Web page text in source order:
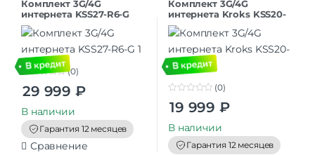
Комплект 3G/4G
интернета KSS27-R6-G
o
t
o
f
5
(0)
29 999 ₽
В наличии
Гарантия 12 месяцев
Сравнение
Комплект 3G/4G
интернета Kroks KSS20-
R4
t
o
f
5
(0)
19 999 ₽
В наличии
Гарантия 12 месяцев